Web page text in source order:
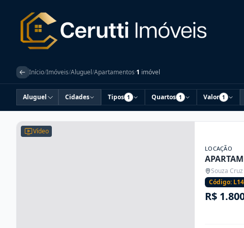
Início/Imóveis/Aluguel/Apartamentos·1 imóvel
Aluguel Cidades Tipos 1 Quartos 1 Valor 1
Vídeo
LOCAÇÃO
Souza
Código:
R$